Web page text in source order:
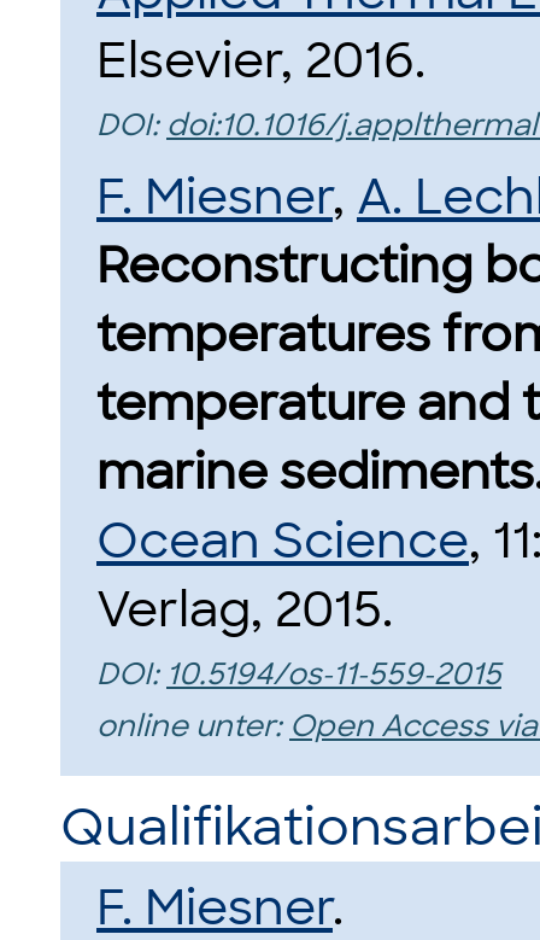
Elsevier, 2016.
DOI: doi:10.1016/
F. Miesner, A.
Reconstructing
temperatures
temperature and
marine
Ocean Science,
Verlag, 2015.
DOI: 10.5194/os-11-559-2015
online unter: Open Access
F. Miesner.